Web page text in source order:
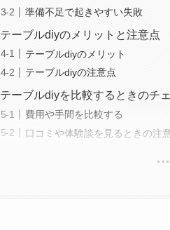
準備不足で起きやすい失敗
テーブルdiyのメリットと注意点
テーブルdiyのメリット
テーブルdiyの注意点
テーブルdiyを比較するときのチ
費用や手間を比較する
口コミや体験談を見るときの注